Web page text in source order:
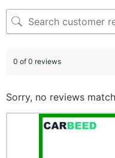
0 of 0 reviews
Sorry, no reviews